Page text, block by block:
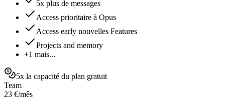
5x plus de messages
Access prioritaire à Opus
Access early nouvelles Features
Projects and memory
+1 mais...
5x la capacité du plan gratuit
Team
23 €/mês